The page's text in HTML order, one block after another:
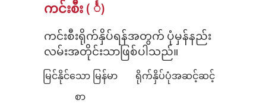
ကင်းစီး ( င်္)
ကင်းစီးရိုက်နှိပ်ရန်အတွက် ပုံမှန်နည်း
လမ်းအတိုင်းသာဖြစ်ပါသည်။
မြင်နိုင်သော မြန်မာ
စာ
ရိုက်နှိပ်ပုံအဆင့်ဆင့်